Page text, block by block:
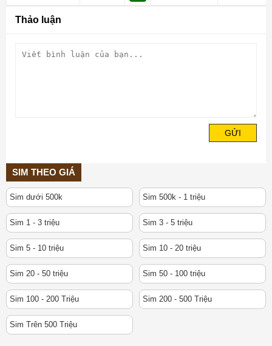
Thảo luận
GỬI
SIM THEO GIÁ
Sim dưới 500k Sim 500k - 1 triệu
Sim 1 - 3 triệu Sim 3 - 5 triệu
Sim 5 - 10 triệu Sim 10 - 20 triệu
Sim 20 - 50 triệu Sim 50 - 100 triệu
Sim 100 - 200 Triệu Sim 200 - 500 Triệu
Sim Trên 500 Triệu